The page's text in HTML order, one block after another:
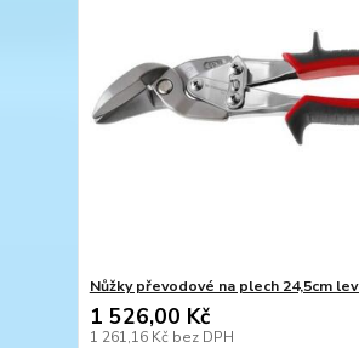
Nůžky převodové na plech 24,5cm
1 526,00 Kč
1 261,16 Kč bez DPH